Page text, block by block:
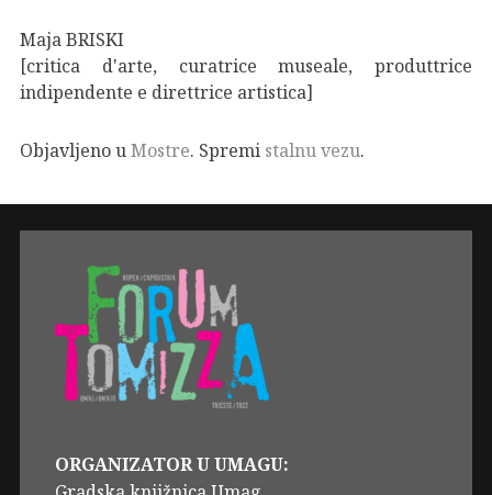
Maja BRISKI
[critica d'arte, curatrice museale, produttrice
indipendente e direttrice artistica]
Objavljeno uMostre. Spremi stalnu vezu.
ORGANIZATOR U UMAGU: